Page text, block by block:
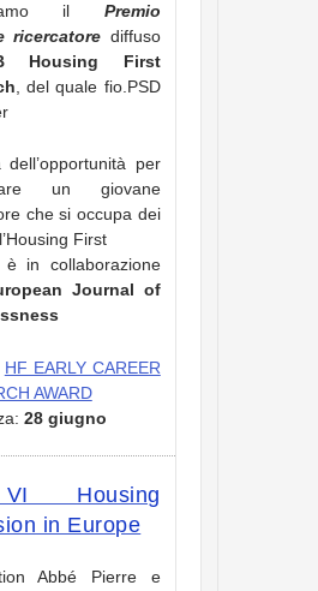
il Premio
ricercatore diffuso
Housing First
, del quale fio.PSD
dell’opportunità per
un giovane
che si occupa dei
First
in collaborazione
Journal of
HF EARLY CAREER
AWARD
28 giugno
Housing
in Europe
Abbé Pierre e